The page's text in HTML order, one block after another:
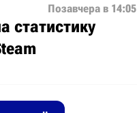
Позавчера в 14:05
статистику